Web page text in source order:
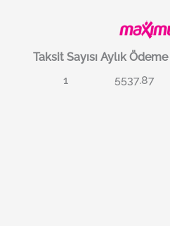
Taksit Sayısı Aylık Ödeme
1
5537.87